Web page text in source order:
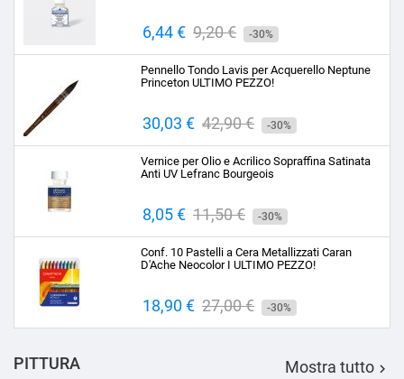
Prezzo
6,44 € Prezzo
base
9,20 € -30%
Pennello Tondo Lavis per Acquerello Neptune
Princeton ULTIMO PEZZO!
Prezzo
30,03 € Prezzo
base
42,90 € -30%
Vernice per Olio e Acrilico Sopraffina Satinata
Anti UV Lefranc Bourgeois
Prezzo
8,05 € Prezzo
base
11,50 € -30%
Conf. 10 Pastelli a Cera Metallizzati Caran
D'Ache Neocolor I ULTIMO PEZZO!
Prezzo
18,90 € Prezzo
base
27,00 € -30%
PITTURA Mostra tutto 